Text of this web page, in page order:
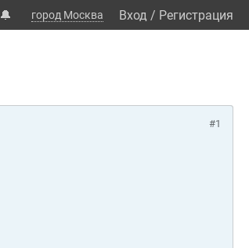
🔔 город Москва Вход / Регистрация
#1